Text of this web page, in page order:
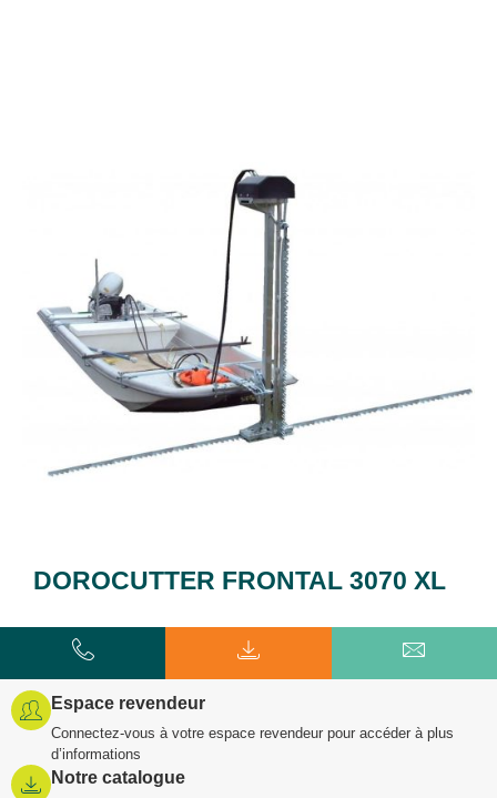
DOROCUTTER FRONTAL 3070 XL
Espace revendeur
Connectez-vous à votre espace revendeur pour accéder à plus
d’informations
Notre catalogue